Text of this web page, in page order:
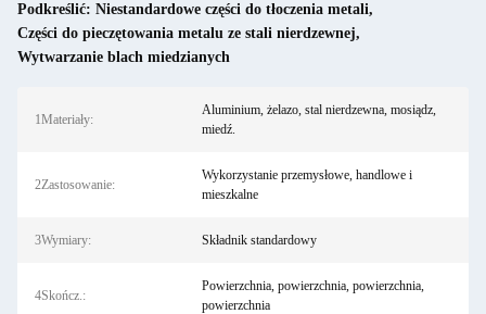
Podkreślić: Niestandardowe części do tłoczenia metali,
Części do pieczętowania metalu ze stali nierdzewnej,
Wytwarzanie blach miedzianych
1Materiały:
Aluminium, żelazo, stal nierdzewna, mosiądz,
miedź.
2Zastosowanie:
Wykorzystanie przemysłowe, handlowe i
mieszkalne
3Wymiary: Składnik standardowy
4Skończ.:
Powierzchnia, powierzchnia, powierzchnia,
powierzchnia